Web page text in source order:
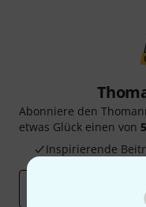
Abonniere den
etwas Glück einen von
Inspirierende